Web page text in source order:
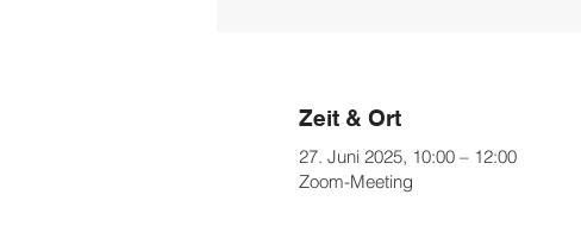
Zeit & Ort
27. Juni 2025, 10:00 – 12:00
Zoom-Meeting